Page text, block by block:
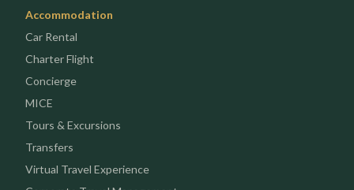
Accommodation
Car Rental
Charter Flight
Concierge
MICE
Tours & Excursions
Transfers
Virtual Travel Experience